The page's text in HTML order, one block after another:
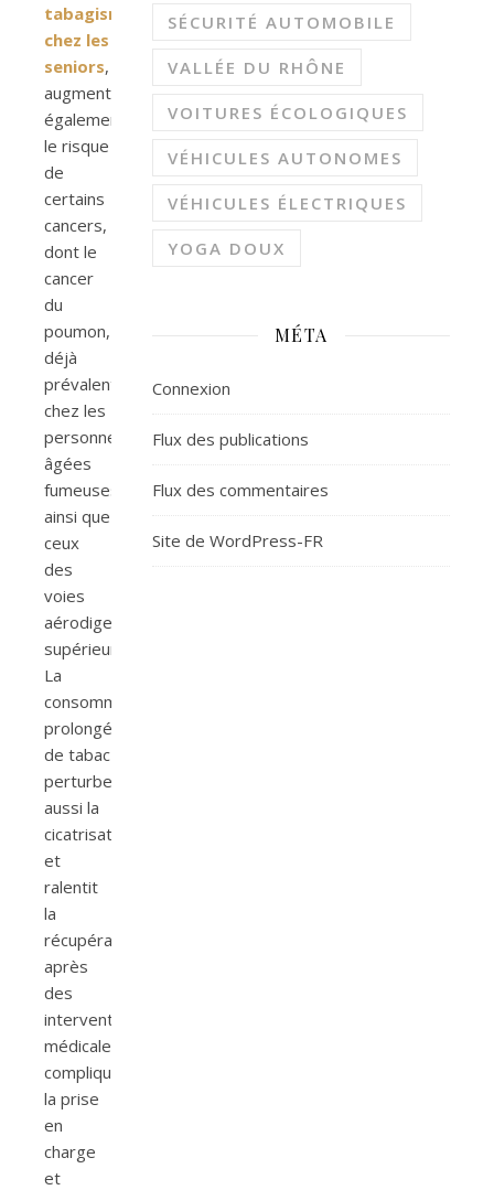
tabagisme
chez les
seniors,
augmente
également
le risque
de
certains
cancers,
dont le
cancer
du
poumon,
déjà
prévalent
chez les
personnes
âgées
fumeuses,
ainsi que
ceux
des
voies
aérodigestives
supérieures.
La
consommation
prolongée
de tabac
perturbe
aussi la
cicatrisation
et
ralentit
la
récupération
après
des
interventions
médicales,
compliquant
la prise
en
charge
et
SÉCURITÉ AUTOMOBILE
VALLÉE DU RHÔNE
VOITURES ÉCOLOGIQUES
VÉHICULES AUTONOMES
VÉHICULES ÉLECTRIQUES
YOGA DOUX
MÉTA
Connexion
Flux des publications
Flux des commentaires
Site de WordPress-FR